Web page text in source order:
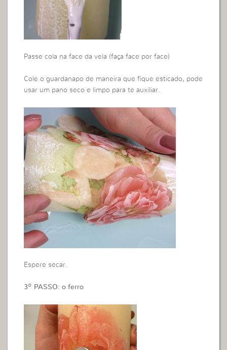
Passe cola na face da vela (faça face por face)
Cole o guardanapo de maneira que fique esticado, pode
usar um pano seco e limpo para te auxiliar.
Espere secar.
3º PASSO: o ferro